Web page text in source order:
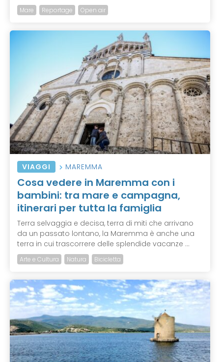
Mare Reportage Open air
VIAGGI MAREMMA
Cosa vedere in Maremma con i
bambini: tra mare e campagna,
itinerari per tutta la famiglia
Terra selvaggia e decisa, terra di miti che arrivano
da un passato lontano, la Maremma è anche una
terra in cui trascorrere delle splendide vacanze ...
Arte e Cultura Natura Bicicletta